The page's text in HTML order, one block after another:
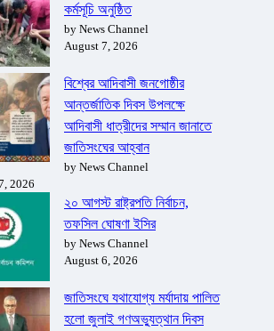
কর্মসূচি অনুষ্ঠিত
by News Channel
August 7, 2026
বিশ্বের আদিবাসী জনগোষ্ঠীর
আন্তর্জাতিক দিবস উপলক্ষে
আদিবাসী ধাত্রীদের সম্মান জানাতে
জাতিসংঘের আহ্বান
by News Channel
2026
২০ আগস্ট রাষ্ট্রপতি নির্বাচন,
তফসিল ঘোষণা ইসির
by News Channel
August 6, 2026
জাতিসংঘে যথাযোগ্য মর্যাদায় পালিত
হলো জুলাই গণঅভ্যুত্থান দিবস